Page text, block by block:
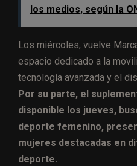
los medios, según la
Los miércoles, vuelve
espacio dedicado a la
tecnología avanzada y el
Por su parte, el
disponible los jueves,
deporte femenino,
mujeres destacadas en
deporte.